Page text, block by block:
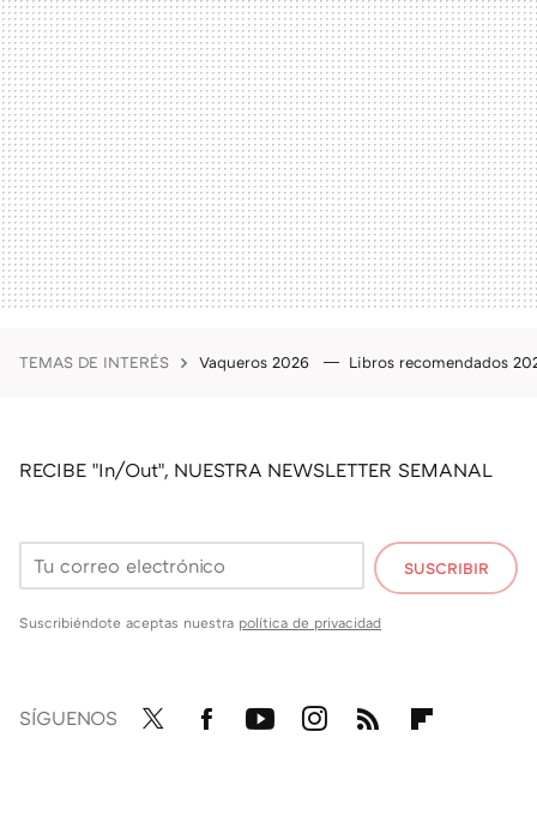
TEMAS DE INTERÉS Vaqueros 2026 Libros recomendados
RECIBE "In/Out", NUESTRA NEWSLETTER SEMANAL
SUSCRIBIR
Suscribiéndote aceptas nuestra política de privacidad
SÍGUENOS